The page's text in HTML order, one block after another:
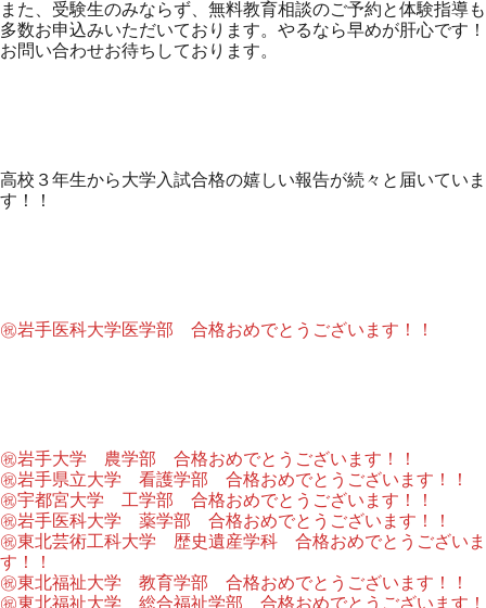
また、受験生のみならず、無料教育相談のご予約と体験指導も
多数お申込みいただいております。やるなら早めが肝心です！
お問い合わせお待ちしております。
高校３年生から大学入試合格の嬉しい報告が続々と届いていま
す！！
㊗岩手医科大学医学部 合格おめでとうございます！！
㊗岩手大学 農学部 合格おめでとうございます！！
㊗岩手県立大学 看護学部 合格おめでとうございます！！
㊗宇都宮大学 工学部 合格おめでとうございます！！
㊗岩手医科大学 薬学部 合格おめでとうございます！！
㊗東北芸術工科大学 歴史遺産学科 合格おめでとうございま
す！！
㊗東北福祉大学 教育学部 合格おめでとうございます！！
㊗東北福祉大学 総合福祉学部 合格おめでとうございます！